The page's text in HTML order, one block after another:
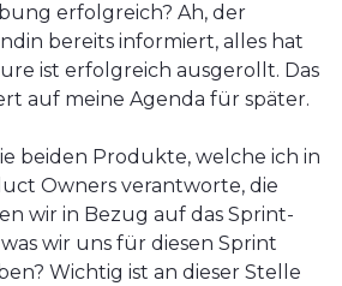
erfolgreich? Ah, der
bereits informiert, alles hat
ist erfolgreich ausgerollt. Das
auf meine Agenda für später.
beiden Produkte, welche ich in
Owners verantworte, die
wir in Bezug auf das Sprint-
wir uns für diesen Sprint
Wichtig ist an dieser Stelle